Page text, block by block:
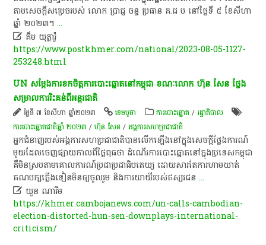
តាម​សេចក្តីសម្រេច​របស់ លោក ប្រាជ្ញ ចន្ទ ប្រធាន គ​.​ជ ប នៅ​ថ្ងៃទី ៥ ខែសីហា
ឆ្នាំ ២០២៣​។​...
 គឹម យុត្ថារ៉ូ
https://www.postkhmer.com/national/2023-08-05-1127-
253248.html
UN​ សម្តែង​ការ​ខកចិត្ត​ការ​បោះ​ឆ្នោត​នៅ​កម្ពុជា​ ខណៈ​លោក​ ហ៊ុន​ សែន​ ថ្លែង​
សម្រាល​ការ​រិះគន់​ពី​អន្តរជាតិ​
ថ្ងៃទី ៧ ខែសីហា ឆ្នាំ២០២៣ ខេ​ម​បូ​ចា ការបោះឆ្នោត /រដ្ឋាភិបាល
ការបោះឆ្នោតជាតិឆ្នាំ ២០២៣ /ហ៊ុន សែន /អង្គការសហប្រជាជាតិ
​អ្នកជំនាញ​របស់​អង្គការសហប្រជាជាតិ​បាន​លើក​ឡើង​នៅ​ក្នុង​សេចក្តីថ្លែងការណ៍​
មួយ​ដែល​ចេញផ្សាយ​កាលពី​ថ្ងៃ​ពុធ​ថា​ ដំណើរការ​បោះ​ឆ្នោត​នៅ​ក្នុង​ប្រទេស​កម្ពុជា​
គឺ​មិន​ស្រប​តាម​គោលការណ៍​ប្រជា​ប្រជាធិបតេយ្យ​ ដោយសារ​តែ​ការ​ហាមឃាត់​
គណបក្ស​ភ្លើងទៀន​មិន​ឲ្យ​ចូលរួម​ និង​ការ​យាយី​របស់​ឥស្សរជន...
 ឃួន ណារីម​
https://khmer.cambojanews.com/un-calls-cambodian-
election-distorted-hun-sen-downplays-international-
criticism/